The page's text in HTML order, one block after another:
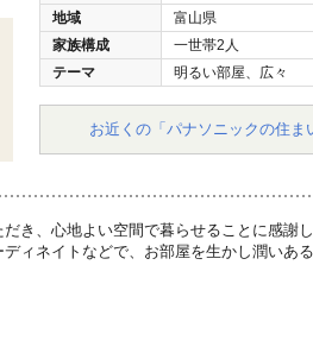
地域
富山県
家族構成
一世帯2人
テーマ
明るい部屋、広々
お近くの「パナソニックの住
き、心地よい空間で暮らせることに感謝
ィネイトなどで、お部屋を生かし潤いあ